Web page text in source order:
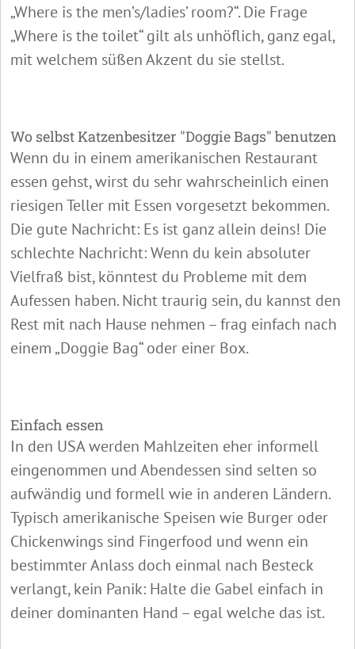
„Where is the men’s/ladies’ room?“. Die Frage
„Where is the toilet“ gilt als unhöflich, ganz egal,
mit welchem süßen Akzent du sie stellst.
Wo selbst Katzenbesitzer "Doggie Bags" benutzen
Wenn du in einem amerikanischen Restaurant
essen gehst, wirst du sehr wahrscheinlich einen
riesigen Teller mit Essen vorgesetzt bekommen.
Die gute Nachricht: Es ist ganz allein deins! Die
schlechte Nachricht: Wenn du kein absoluter
Vielfraß bist, könntest du Probleme mit dem
Aufessen haben. Nicht traurig sein, du kannst den
Rest mit nach Hause nehmen – frag einfach nach
einem „Doggie Bag“ oder einer Box.
Einfach essen
In den USA werden Mahlzeiten eher informell
eingenommen und Abendessen sind selten so
aufwändig und formell wie in anderen Ländern.
Typisch amerikanische Speisen wie Burger oder
Chickenwings sind Fingerfood und wenn ein
bestimmter Anlass doch einmal nach Besteck
verlangt, kein Panik: Halte die Gabel einfach in
deiner dominanten Hand – egal welche das ist.